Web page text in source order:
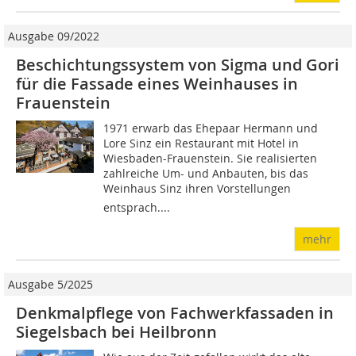
Ausgabe 09/2022
Beschichtungssystem von Sigma und Gori
für die Fassade eines Weinhauses in
Frauenstein
1971 erwarb das Ehepaar Hermann und
Lore Sinz ein Restaurant mit Hotel in
Wiesbaden-Frauenstein. Sie realisierten
zahlreiche Um- und Anbauten, bis das
Weinhaus Sinz ihren Vorstellungen
entsprach....
mehr
Ausgabe 5/2025
Denkmalpflege von Fachwerkfassaden in
Siegelsbach bei Heilbronn